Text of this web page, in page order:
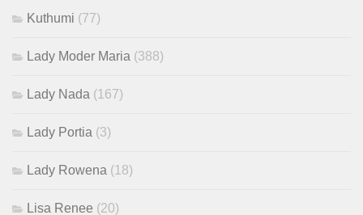
Kuthumi (77)
Lady Moder Maria (388)
Lady Nada (167)
Lady Portia (3)
Lady Rowena (18)
Lisa Renee (20)